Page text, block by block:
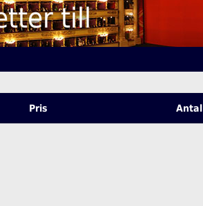
till
Pris Antal